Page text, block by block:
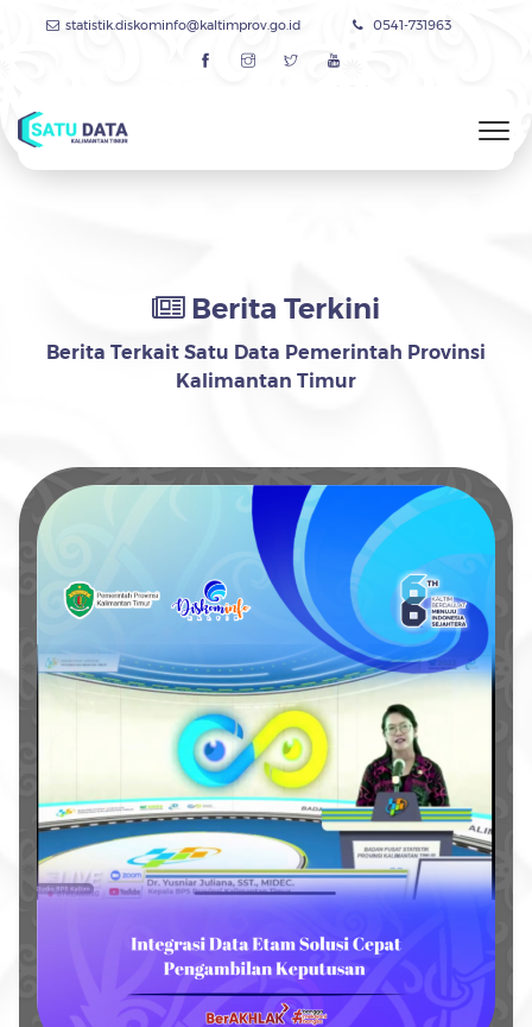
statistik.diskominfo@kaltimprov.go.id 0541-731963
Berita Terkini
Berita Terkait Satu Data Pemerintah Provinsi
Kalimantan Timur